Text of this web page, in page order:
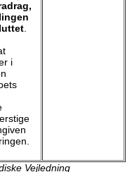
.
i
Vejledning